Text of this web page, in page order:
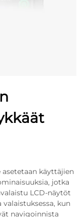
käyttäjien
jotka
LCD-näytöt
kun
navigoinnista